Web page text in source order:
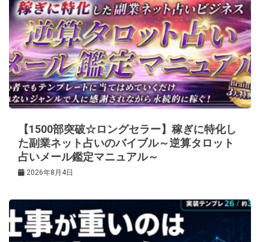
【1500部突破☆ロングセラー】稼ぎに特化し
た副業ネット占いのバイブル～逆算タロット
占いメール鑑定マニュアル～
2026年8月4日